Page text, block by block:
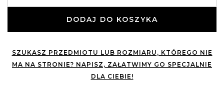
DODAJ DO KOSZYKA
SZUKASZ PRZEDMIOTU LUB ROZMIARU, KTÓREGO NIE
MA NA STRONIE? NAPISZ, ZAŁATWIMY GO SPECJALNIE
DLA CIEBIE!